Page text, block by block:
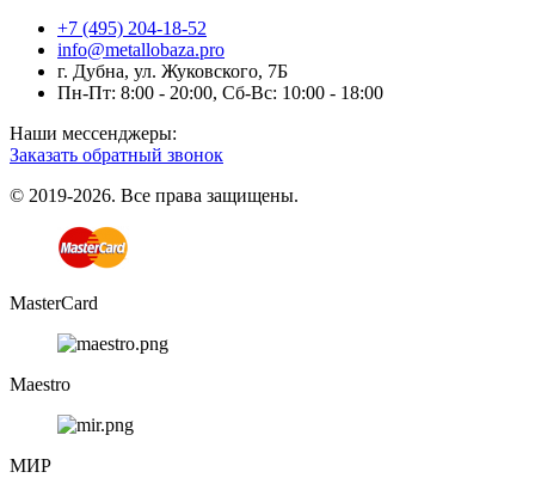
+7 (495) 204-18-52
info@metallobaza.pro
г. Дубна, ул. Жуковского, 7Б
Пн-Пт: 8:00 - 20:00, Сб-Вс: 10:00 - 18:00
Наши мессенджеры:
Заказать обратный звонок
© 2019-2026. Все права защищены.
MasterCard
Maestro
МИР